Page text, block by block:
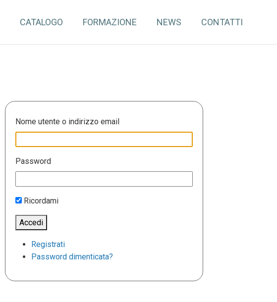
CATALOGO FORMAZIONE NEWS CONTATTI
Nome utente o indirizzo email
Password
Ricordami
Accedi
Registrati
Password dimenticata?